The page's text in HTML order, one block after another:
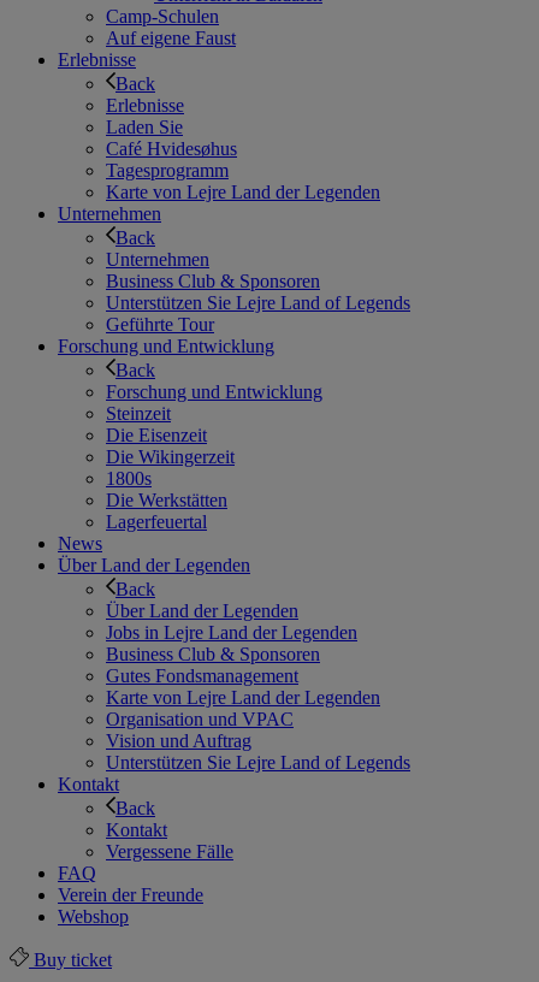
Camp-Schulen
Auf eigene Faust
Erlebnisse
Back
Erlebnisse
Laden Sie
Café Hvidesøhus
Tagesprogramm
Karte von Lejre Land der Legenden
Unternehmen
Back
Unternehmen
Business Club & Sponsoren
Unterstützen Sie Lejre Land of Legends
Geführte Tour
Forschung und Entwicklung
Back
Forschung und Entwicklung
Steinzeit
Die Eisenzeit
Die Wikingerzeit
1800s
Die Werkstätten
Lagerfeuertal
News
Über Land der Legenden
Back
Über Land der Legenden
Jobs in Lejre Land der Legenden
Business Club & Sponsoren
Gutes Fondsmanagement
Karte von Lejre Land der Legenden
Organisation und VPAC
Vision und Auftrag
Unterstützen Sie Lejre Land of Legends
Kontakt
Back
Kontakt
Vergessene Fälle
FAQ
Verein der Freunde
Webshop
Buy ticket